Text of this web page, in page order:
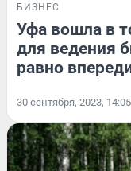
БИЗНЕС
Уфа вошла в
для ведения
равно
30 сентября, 2023, 14:05